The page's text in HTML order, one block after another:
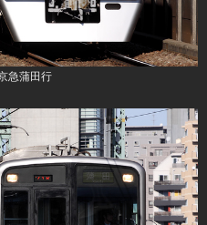
急蒲田行